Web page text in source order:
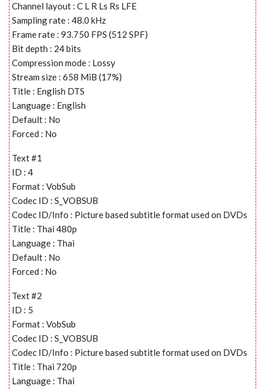
Channel layout : C L R Ls Rs LFE
Sampling rate : 48.0 kHz
Frame rate : 93.750 FPS (512 SPF)
Bit depth : 24 bits
Compression mode : Lossy
Stream size : 658 MiB (17%)
Title : English DTS
Language : English
Default : No
Forced : No
Text #1
ID : 4
Format : VobSub
Codec ID : S_VOBSUB
Codec ID/Info : Picture based subtitle format used on DVDs
Title : Thai 480p
Language : Thai
Default : No
Forced : No
Text #2
ID : 5
Format : VobSub
Codec ID : S_VOBSUB
Codec ID/Info : Picture based subtitle format used on DVDs
Title : Thai 720p
Language : Thai